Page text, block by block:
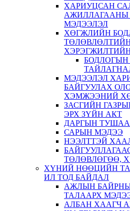
ХАРИУЦСАН
АЖИЛЛАГААНЫ
МЭДЭЭЛЭЛ
ХӨГЖЛИЙН
БОДЛОГЫН
МЭДЭЭЛЭЛ
БАЙГУУЛАХ
ХЭМЖЭЭНИЙ
ЗАСГИЙН
ЭРХ ЗҮЙН АКТ
ДАРГЫН
САРЫН МЭДЭЭ
НЭЭЛТТЭЙ
ТӨЛӨВЛӨГӨӨ,
ХҮНИЙ НӨӨЦИЙН
ИЛ ТОД БАЙДАЛ
АЖЛЫН
ТАЛААРХ
АЛБАН ХААГЧ